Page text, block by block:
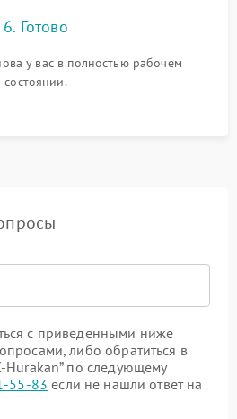
6. Готово
у вас в полностью рабочем
состоянии.
с приведенными ниже
либо обратиться в
Hurakan” по следующему
55-83 если не нашли ответ на